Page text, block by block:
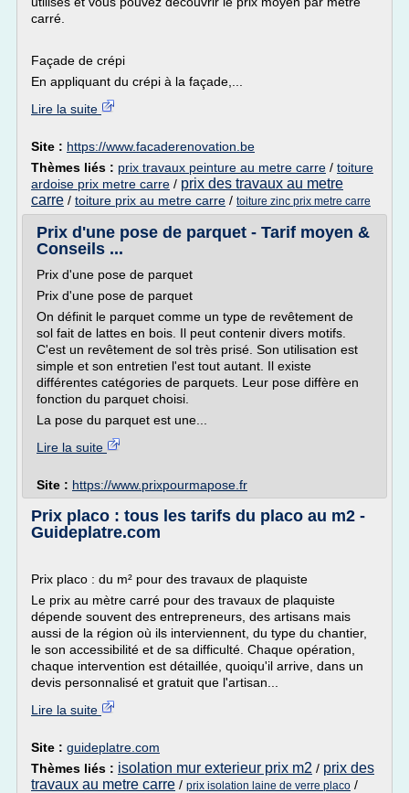
carré.
Façade de crépi
En appliquant du crépi à la façade,...
Lire la suite
Site : https://www.facaderenovation.be
Thèmes liés : prix travaux peinture au metre carre / toiture
ardoise prix metre carre / prix des travaux au metre
carre / toiture prix au metre carre / toiture zinc prix metre carre
Prix d'une pose de parquet - Tarif moyen &
Conseils ...
Prix d'une pose de parquet
Prix d'une pose de parquet
On définit le parquet comme un type de revêtement de
sol fait de lattes en bois. Il peut contenir divers motifs.
C'est un revêtement de sol très prisé. Son utilisation est
simple et son entretien l'est tout autant. Il existe
différentes catégories de parquets. Leur pose diffère en
fonction du parquet choisi.
La pose du parquet est une...
Lire la suite
Site : https://www.prixpourmapose.fr
Prix placo : tous les tarifs du placo au m2 -
Guideplatre.com
Prix placo : du m² pour des travaux de plaquiste
Le prix au mètre carré pour des travaux de plaquiste
dépende souvent des entrepreneurs, des artisans mais
aussi de la région où ils interviennent, du type du chantier,
le son accessibilité et de sa difficulté. Chaque opération,
chaque intervention est détaillée, quoiqu'il arrive, dans un
devis personnalisé et gratuit que l'artisan...
Lire la suite
Site : guideplatre.com
Thèmes liés : isolation mur exterieur prix m2 / prix des
travaux au metre carre / prix isolation laine de verre placo /